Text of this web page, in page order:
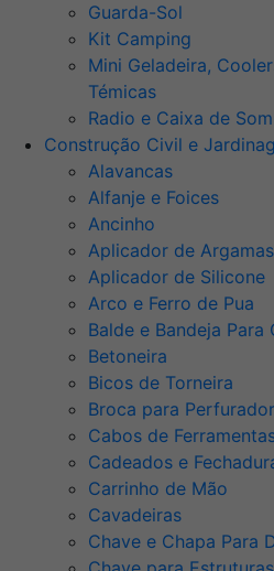
Guarda-Sol
Kit Camping
Mini Geladeira,
Témicas
Radio e Caixa de
Construção Civil e
Alavancas
Alfanje e Foices
Ancinho
Aplicador de
Aplicador de Silicone
Arco e Ferro de Pua
Balde e Bandeja Para
Betoneira
Bicos de Torneira
Broca para
Cabos de
Cadeados e
Carrinho de Mão
Cavadeiras
Chave e Chapa Para